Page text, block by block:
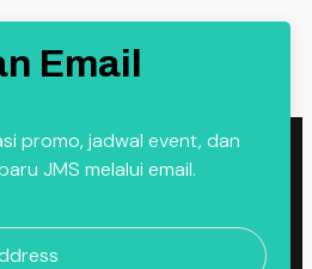
Email
promo, jadwal event, dan
JMS melalui email.